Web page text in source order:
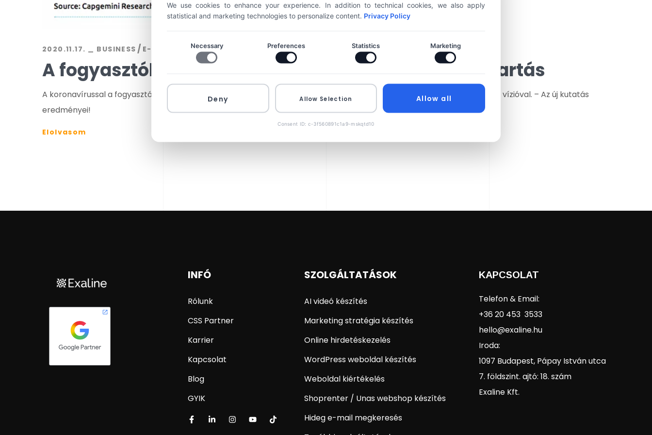
2020.11.17. BUSINESS E-KERESKEDELEM NEWS EXALINE
A fogyasztók, a koronavírus és a fogyasztói magatartás
A koronavírussal a fogyasztói magatartás is megváltozott, a vásárlók azokhoz a márkákhoz fordultak, akik rendelkeznek vízióval. – Az új kutatás
eredményei!
Elolvasom
INFÓ
Rólunk
CSS Partner
Karrier
Kapcsolat
Blog
GYIK
SZOLGÁLTATÁSOK
AI videó készítés
Marketing stratégia készítés
Online hirdetéskezelés
WordPress weboldal készítés
Weboldal kiértékelés
Shoprenter / Unas webshop készítés
Hideg e-mail megkeresés
KAPCSOLAT
Telefon & Email:
+36 20 453 3533
hello@exaline.hu
Iroda:
1097 Budapest, Pápay István utca
7. földszint. ajtó: 18. szám
Exaline Kft.
We use cookies to enhance your experience. In addition to technical cookies, we also apply
statistical and marketing technologies to personalize content. Privacy Policy
Necessary Preferences Statistics Marketing
Deny Allow Selection Allow all
Consent ID: c-3f560891c1a9-mskqtd10